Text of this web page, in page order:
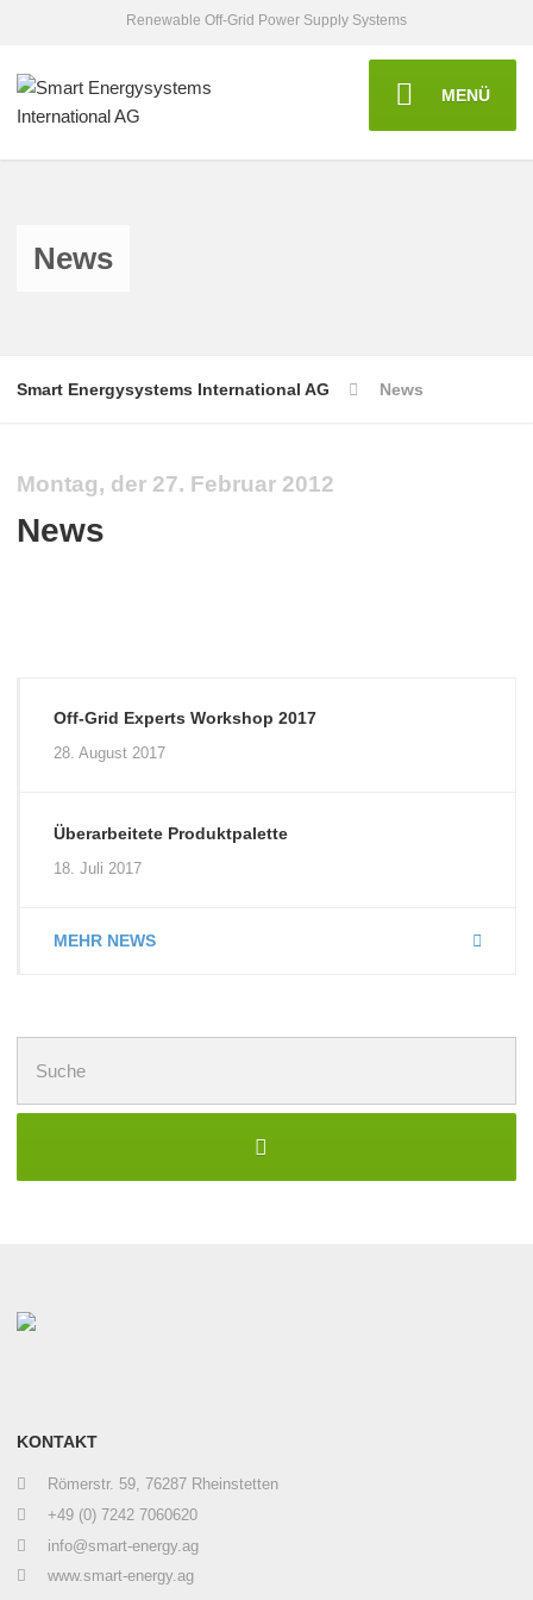
Renewable Off-Grid Power Supply Systems
MENÜ
News
Smart Energysystems International AG News
Montag, der 27. Februar 2012
News
Off-Grid Experts Workshop 2017
28. August 2017
Überarbeitete Produktpalette
18. Juli 2017
MEHR NEWS
nach:
KONTAKT
Römerstr. 59, 76287 Rheinstetten
+49 (0) 7242 7060620
info@smart-energy.ag
www.smart-energy.ag